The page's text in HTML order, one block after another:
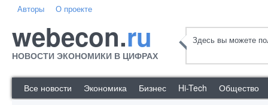
Авторы О проекте
webecon.ru
НОВОСТИ ЭКОНОМИКИ В ЦИФРАХ
Здесь вы можете
Все новости Экономика Бизнес Hi-Tech Общество